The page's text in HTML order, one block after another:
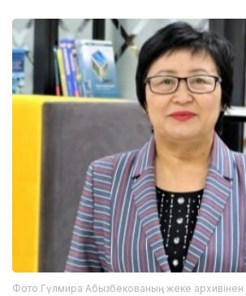
Фото Гүлмира Абызбекованың жеке архивінен